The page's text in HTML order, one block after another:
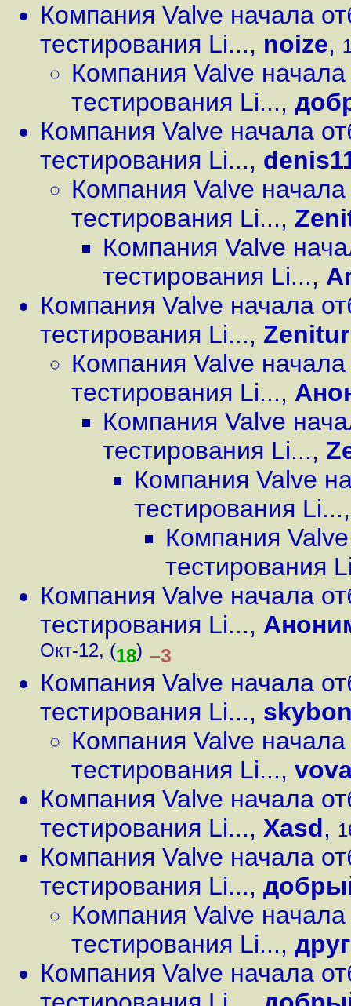
Компания Valve начала
тестирования Li..., noize,
Компания Valve
тестирования Li...,
Компания Valve начала
тестирования Li...,
Компания Valve
тестирования Li...,
Компания Valve
тестирования Li...,
Компания Valve начала
тестирования Li..., Zenitur
Компания Valve
тестирования Li...,
Компания Valve
тестирования Li...,
Компания Valve
тестирования Li...
Компания
тестирования
Компания Valve начала
тестирования Li...,
Окт-12, (18) –3
Компания Valve начала
тестирования Li...,
Компания Valve
тестирования Li...,
Компания Valve начала
тестирования Li..., Xasd,
Компания Valve начала
тестирования Li...,
Компания Valve
тестирования Li...,
Компания Valve начала